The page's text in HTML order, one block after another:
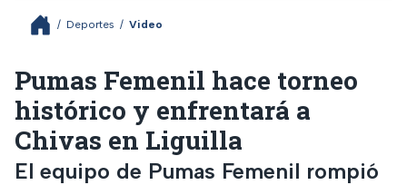
/ Deportes / Video
Pumas Femenil hace torneo
histórico y enfrentará a
Chivas en Liguilla
El equipo de Pumas Femenil rompió